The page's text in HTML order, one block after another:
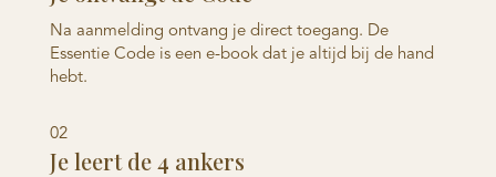
Na aanmelding ontvang je direct toegang. De
Essentie Code is een e-book dat je altijd bij de hand
hebt.
02
Je leert de 4 ankers